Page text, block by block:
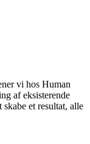
vi hos Human
af eksisterende
et resultat, alle